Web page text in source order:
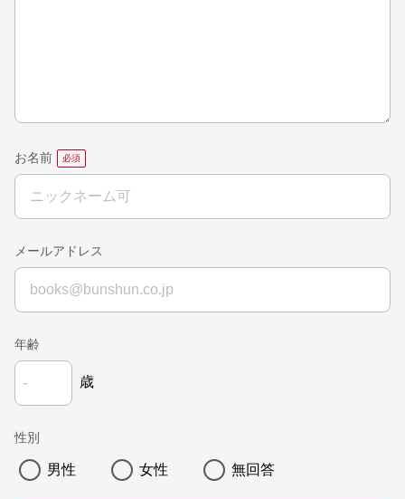
お名前
メールアドレス
年齢
歳
性別
男性 女性 無回答